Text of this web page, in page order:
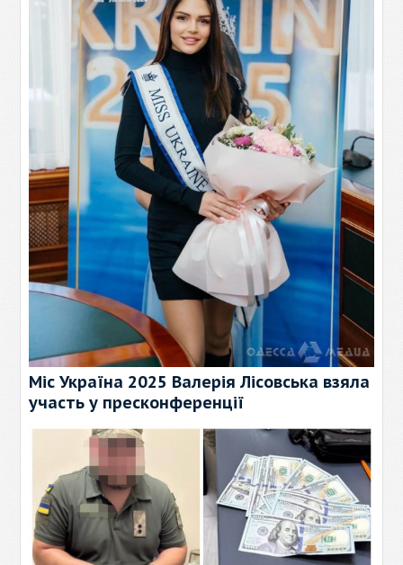
Міс Україна 2025 Валерія Лісовська взяла
участь у пресконференції